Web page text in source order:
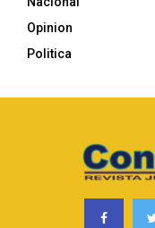
Opinion
Politica